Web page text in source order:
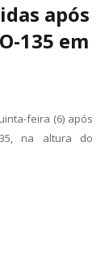
após
135 em
feira (6) após
na altura do